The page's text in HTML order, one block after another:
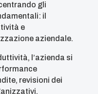
gli
il
e
aziendale.
l’azienda si
revisioni dei